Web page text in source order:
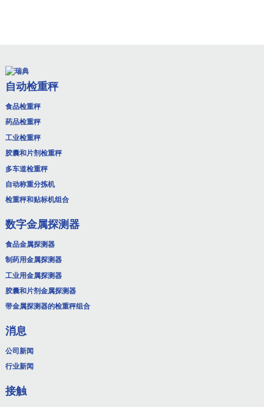
自动检重秤
食品检重秤
药品检重秤
工业检重秤
胶囊和片剂检重秤
多车道检重秤
自动称重分拣机
检重秤和贴标机组合
数字金属探测器
食品金属探测器
制药用金属探测器
工业用金属探测器
胶囊和片剂金属探测器
带金属探测器的检重秤组合
消息
公司新闻
行业新闻
接触